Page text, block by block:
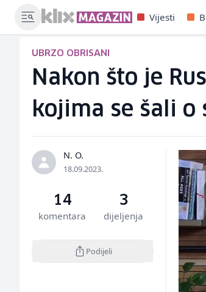
Vijesti
UBRZO OBRISANI
Nakon što je
kojima se šali o
N. O.
18.09.2023.
14
komentara
3
dijeljenja
Podijeli